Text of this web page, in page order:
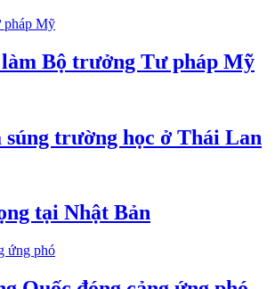
Bộ trưởng Tư pháp Mỹ
trường học ở Thái Lan
tại Nhật Bản